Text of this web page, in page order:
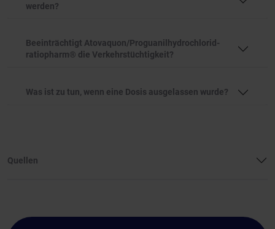
werden?
Beeinträchtigt Atovaquon/Proguanilhydrochlorid-
ratiopharm® die Verkehrstüchtigkeit?
Was ist zu tun, wenn eine Dosis ausgelassen wurde?
Quellen